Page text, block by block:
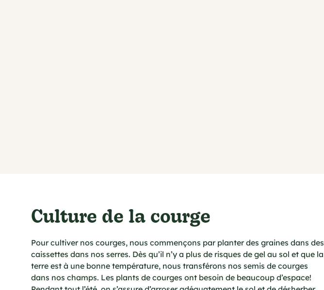
Culture de la courge
Pour cultiver nos courges, nous commençons par planter des graines dans des
caissettes dans nos serres. Dès qu’il n’y a plus de risques de gel au sol et que la
terre est à une bonne température, nous transférons nos semis de courges
dans nos champs. Les plants de courges ont besoin de beaucoup d’espace!